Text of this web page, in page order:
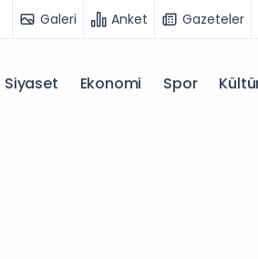
Galeri Anket Gazeteler
Siyaset Ekonomi Spor